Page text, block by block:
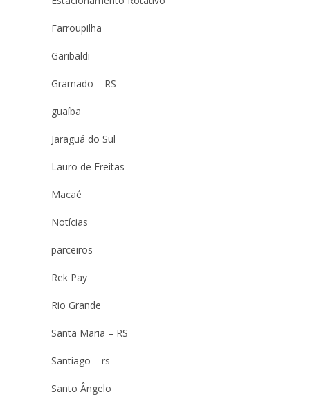
Farroupilha
Garibaldi
Gramado – RS
guaíba
Jaraguá do Sul
Lauro de Freitas
Macaé
Notícias
parceiros
Rek Pay
Rio Grande
Santa Maria – RS
Santiago – rs
Santo Ângelo